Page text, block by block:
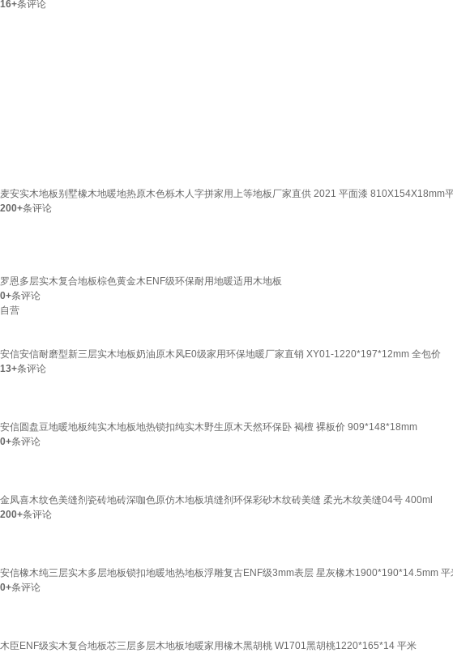
16+条评论
麦安实木地板别墅橡木地暖地热原木色栎木人字拼家用上等地板厂家直供 2021 平面漆 810X154X18mm
200+条评论
罗恩多层实木复合地板棕色黄金木ENF级环保耐用地暖适用木地板
0+条评论
自营
安信安信耐磨型新三层实木地板奶油原木风E0级家用环保地暖厂家直销 XY01-1220*197*12mm 全包价
13+条评论
安信圆盘豆地暖地板纯实木地板地热锁扣纯实木野生原木天然环保卧 褐檀 裸板价 909*148*18mm
0+条评论
金凤喜木纹色美缝剂瓷砖地砖深咖色原仿木地板填缝剂环保彩砂木纹砖美缝 柔光木纹美缝04号 400ml
200+条评论
安信橡木纯三层实木多层地板锁扣地暖地热地板浮雕复古ENF级3mm表层 星灰橡木1900*190*14.5mm 平
0+条评论
木臣ENF级实木复合地板芯三层多层木地板地暖家用橡木黑胡桃 W1701黑胡桃1220*165*14 平米